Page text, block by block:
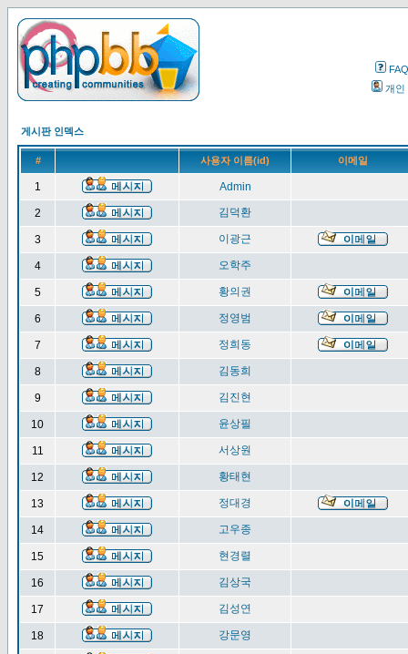
FAQ
개인
게시판 인덱스
# 사용자 이름(id) 이메일
1 Admin
2 김덕환
3 이광근
4 오학주
5 황의권
6 정영범
7 정희동
8 김동희
9 김진현
10 윤상필
11 서상원
12 황태현
13 정대경
14 고우종
15 현경렬
16 김상국
17 김성연
18 강문영